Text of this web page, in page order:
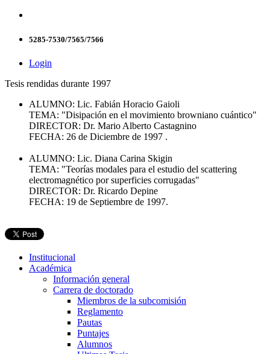
5285-7530/7565/7566
Login
Tesis rendidas durante 1997
ALUMNO: Lic. Fabián Horacio Gaioli
TEMA: "Disipación en el movimiento browniano cuántico"
DIRECTOR: Dr. Mario Alberto Castagnino
FECHA: 26 de Diciembre de 1997 .
ALUMNO: Lic. Diana Carina Skigin
TEMA: "Teorías modales para el estudio del scattering
electromagnético por superficies corrugadas"
DIRECTOR: Dr. Ricardo Depine
FECHA: 19 de Septiembre de 1997.
Institucional
Académica
Información general
Carrera de doctorado
Miembros de la subcomisión
Reglamento
Pautas
Puntajes
Alumnos